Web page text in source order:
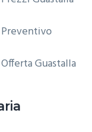
Preventivo
Guastalla